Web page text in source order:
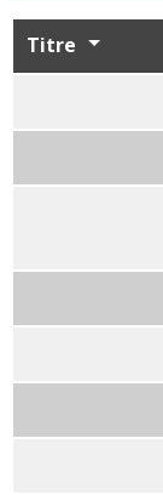
Titre
Brochure
Dépliant sur
Dépliant sur
Plan de